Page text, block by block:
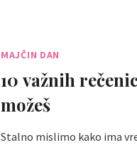
MAJČIN DAN
10 važnih
možeš
Stalno mislimo kako ima